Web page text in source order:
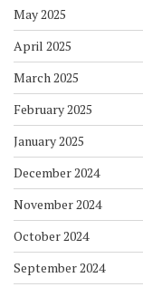
May 2025
April 2025
March 2025
February 2025
January 2025
December 2024
November 2024
October 2024
September 2024